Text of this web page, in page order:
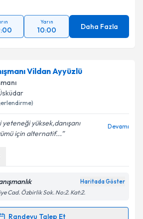
Yarın
10:00 Daha Fazla
Vildan Ayyüzlü
yüksek,danışanı
için alternatif...
Devamı
Haritada Göster
Cad. Özbirlik Sok. No:2. Kat:2.
Randevu Talep Et